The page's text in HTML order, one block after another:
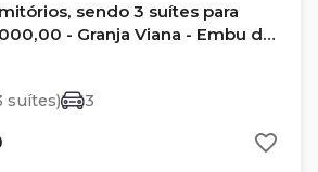
sendo 3 suítes para
- Granja Viana - Embu das
suítes) 3